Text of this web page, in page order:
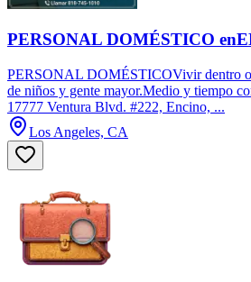
PERSONAL DOMÉSTICO
PERSONAL DOMÉSTICOVivir dentro
de niños y gente mayor.Medio y tiempo
17777 Ventura Blvd. #222, Encino, ...
Los Angeles, CA